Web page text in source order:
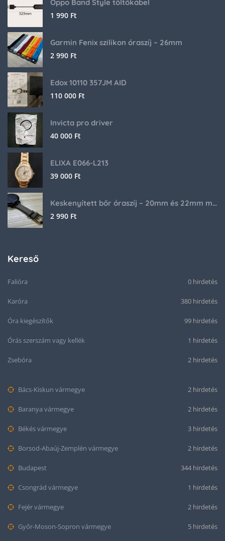
Oppo Band Style töltőkábel
1 990 Ft
Garmin Fenix szilikon óraszíj – 26mm
2 990 Ft
Edox 10110 357JM AID
110 000 Ft
Invicta pro driver
40 000 Ft
ELIXA E066-L213
39 000 Ft
Keskenyített bőr óraszíj – 20mm és 22mm méretben
2 990 Ft
Kereső
Falióra 0 hirdetés
Karóra 380 hirdetés
Óra kiegészítők 99 hirdetés
Órás szerszám vagy kellék 1 hirdetés
Zsebóra 2 hirdetés
Bács-Kiskun vármegye 2 hirdetés
Baranya vármegye 2 hirdetés
Békés vármegye 3 hirdetés
Borsod-Abaúj-Zemplén vármegye 2 hirdetés
Budapest 344 hirdetés
Csongrád vármegye 1 hirdetés
Fejér vármegye 2 hirdetés
Győr-Moson-Sopron vármegye 5 hirdetés